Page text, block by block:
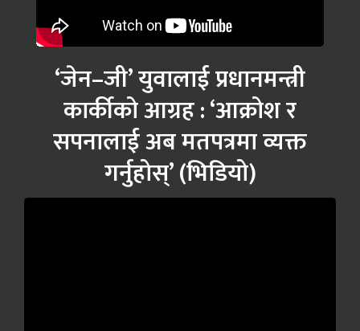
‘जेन–जी’ युवालाई प्रधानमन्त्री
कार्कीको आग्रह : ‘आक्रोश र
सपनालाई अब मतपत्रमा व्यक्त
गर्नुहोस्’ (भिडियो)